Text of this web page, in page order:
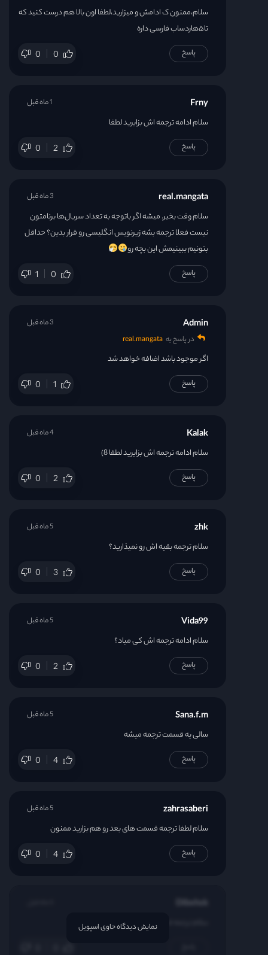
سلام،ممنون ک ادامش و میزارید،لطفا اون بالا هم درست کنید که
تا۵هاردساب فارسی داره
0 0 پاسخ
Frny
سلام ادامه ترجمه اش بزایرید لطفا
0 2
1 ماه قبل
پاسخ
real.mangata
سلام وقت بخیر. میشه اگر باتوجه به تعداد سریال‌ها برنامتون
نیست فعلا ترجمه بشه زیرنویس انگلیسی رو قرار بدین؟ حداقل
بتونیم ببینیمش این بچه رو
1 0
3 ماه قبل
پاسخ
Admin
در پاسخ به real.mangata
اگر موجود باشد اضافه خواهد شد
0 1
3 ماه قبل
پاسخ
Kalak
سلام ادامه ترجمه اش بزایرید لطفا 8)
0 2
4 ماه قبل
پاسخ
zhk
سلام ترجمه بقیه اش رو نمیذارید؟
0 3
5 ماه قبل
پاسخ
Vida99
سلام ادامه ترجمه اش کی میاد؟
0 2
5 ماه قبل
پاسخ
Sana.f.m
سالی یه قسمت ترجمه میشه
0 4
5 ماه قبل
پاسخ
zahrasaberi
سلام لطفا ترجمه قسمت های بعد رو هم بزارید ممنون
0 4
5 ماه قبل
پاسخ
Dibxhsk
سلام ترجمه قسمت ۲ کی میادنمایش دیدگاه حاوی اسپویل